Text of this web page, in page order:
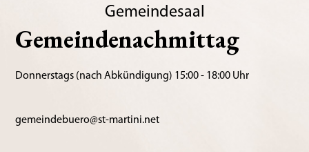
Gemeindesaal
Gemeindenachmittag
Donnerstags (nach Abkündigung) 15:00 - 18:00 Uhr
gemeindebuero@st-martini.net